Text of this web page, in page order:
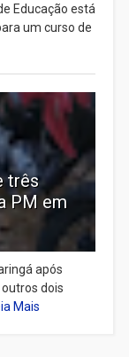
Educação está
um curso de
três
PM em
após
dois
Mais